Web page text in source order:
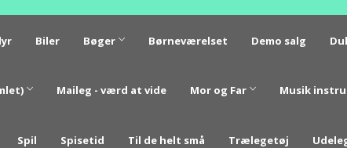
Biler Bøger Børneværelset Demo salg
Maileg - værd at vide Mor og Far Musik
Spil Spisetid Til de helt små Trælegetøj